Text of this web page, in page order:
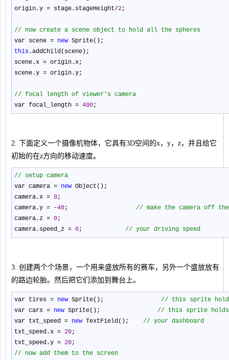
origin.y = stage.stageHeight/2;
// now create a scene object to hold all the spheres
var scene = new Sprite();
this.addChild(scene);
scene.x = origin.x;
scene.y = origin.y;
// focal length of viewer's camera
var focal_length = 400;
2. 下面定义一个摄像机物体，它具有3D空间的x，y，z，并且给它
初始的在z方向的移动速度。
// setup camera
var camera = new Object();
camera.x = 0;
camera.y = -40; // make the camera off
camera.z = 0;
camera.speed_z = 0; // your driving speed
3. 创建两个个场景，一个用来盛放所有的赛车，另外一个盛放放有
的路边轮胎。然后把它们添加到舞台上。
var tires = new Sprite(); // this sprite
var cars = new Sprite(); // this sprite
var txt_speed = new TextField(); // your dashboard
txt_speed.x = 20;
txt_speed.y = 20;
// now add them to the screen